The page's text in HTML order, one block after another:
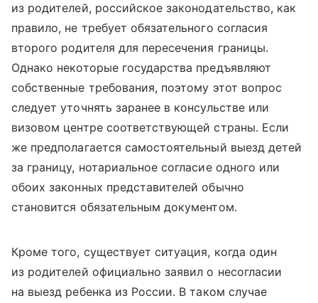
из родителей, российское законодательство, как
правило, не требует обязательного согласия
второго родителя для пересечения границы.
Однако некоторые государства предъявляют
собственные требования, поэтому этот вопрос
следует уточнять заранее в консульстве или
визовом центре соответствующей страны. Если
же предполагается самостоятельный выезд детей
за границу, нотариальное согласие одного или
обоих законных представителей обычно
становится обязательным документом.
Кроме того, существует ситуация, когда один
из родителей официально заявил о несогласии
на выезд ребенка из России. В таком случае